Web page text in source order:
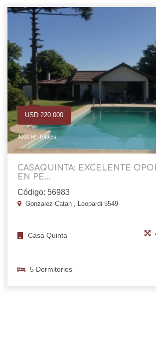
USD 220.000
4000 M² Totales
CASAQUINTA: EXCELENTE
EN PE...
Código: 56983
Gonzalez Catan , Leopardi 5549
Casa Quinta
5 Dormitorios